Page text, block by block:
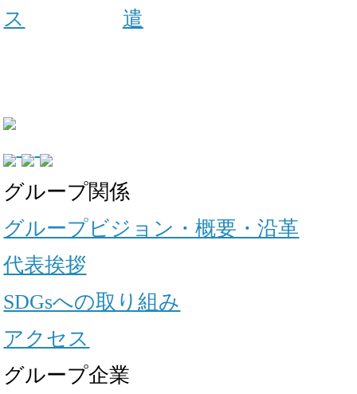
ス
遣
グループ関係
グループビジョン・概要・沿革
代表挨拶
SDGsへの取り組み
アクセス
グループ企業